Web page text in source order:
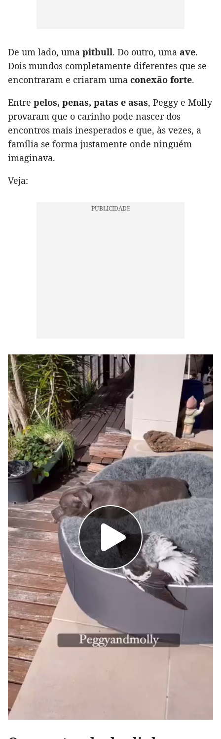
De um lado, uma pitbull. Do outro, uma ave.
Dois mundos completamente diferentes que se
encontraram e criaram uma conexão forte.
Entre pelos, penas, patas e asas, Peggy e Molly
provaram que o carinho pode nascer dos
encontros mais inesperados e que, às vezes, a
família se forma justamente onde ninguém
imaginava.
Veja: